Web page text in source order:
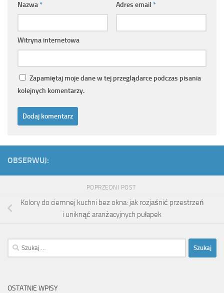
Nazwa* Adres email *
Witryna internetowa
Zapamiętaj moje dane w tej przeglądarce podczas pisania
kolejnych komentarzy.
OBSERWUJ:
POPRZEDNI POST
Kolory do ciemnej kuchni bez okna: jak rozjaśnić przestrzeń
i uniknąć aranżacyjnych pułapek
Szukaj:
OSTATNIE WPISY